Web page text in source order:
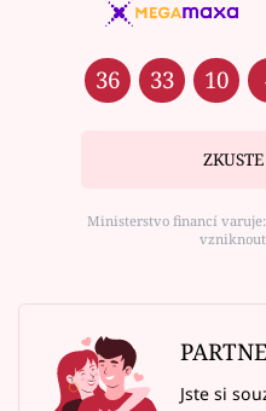
36 33 10
Ministerstvo financí
Jste si